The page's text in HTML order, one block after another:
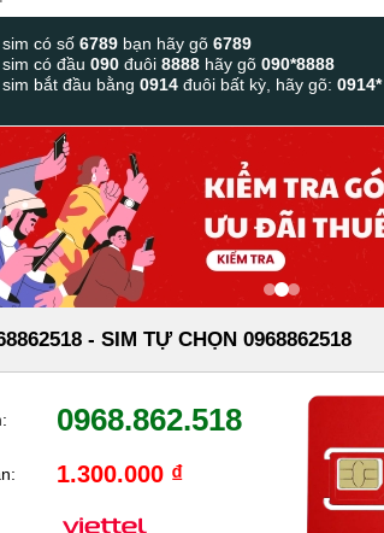
có số6789 bạn hãy gõ6789
có đầu090đuôi8888 hãy gõ090*8888
bắt đầu bằng0914 đuôi bất kỳ, hãy gõ:0914*
- SIM TỰ CHỌN 0968862518
0968.862.518
1.300.000 ₫